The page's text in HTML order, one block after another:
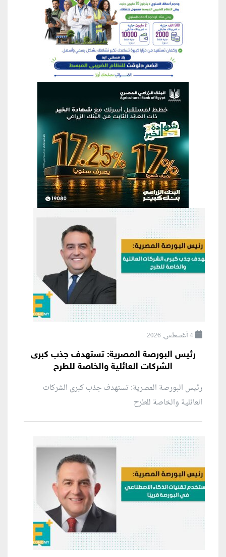
منطقة إعلانية
4 أغسطس, 2026
رئيس البورصة المصرية: تستهدف جذب كبرى
الشركات العائلية والخاصة للطرح
رئيس البورصة المصرية: تستهدف جذب كبرى الشركات
العائلية والخاصة للطرح